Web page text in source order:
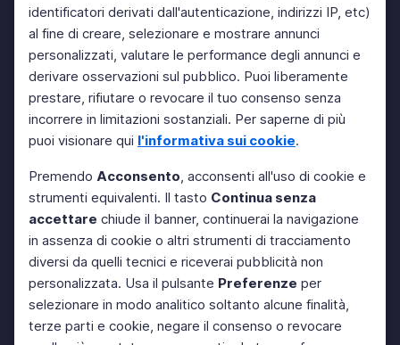
identificatori derivati dall'autenticazione, indirizzi IP, etc)
al fine di creare, selezionare e mostrare annunci
personalizzati, valutare le performance degli annunci e
derivare osservazioni sul pubblico. Puoi liberamente
prestare, rifiutare o revocare il tuo consenso senza
incorrere in limitazioni sostanziali. Per saperne di più
puoi visionare qui l'informativa sui cookie.
Premendo Acconsento, acconsenti all'uso di cookie e
strumenti equivalenti. Il tasto Continua senza
accettare chiude il banner, continuerai la navigazione
in assenza di cookie o altri strumenti di tracciamento
diversi da quelli tecnici e riceverai pubblicità non
personalizzata. Usa il pulsante Preferenze per
selezionare in modo analitico soltanto alcune finalità,
terze parti e cookie, negare il consenso o revocare